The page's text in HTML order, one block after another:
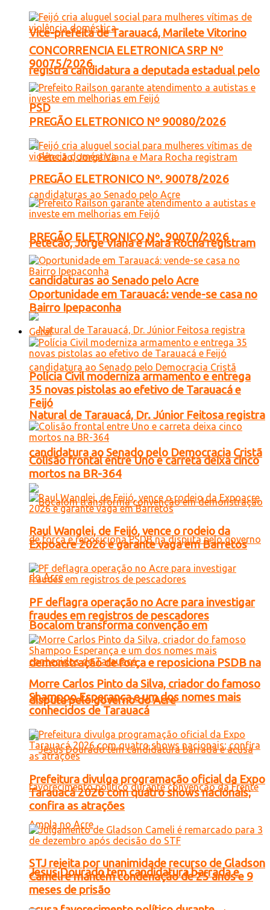
Vice-prefeita de Tarauacá, Marilete Vitorino
registra candidatura a deputada estadual pelo
PSD
Petecão, Jorge Viana e Mara Rocha registram
candidaturas ao Senado pelo Acre
Natural de Tarauacá, Dr. Júnior Feitosa registra
candidatura ao Senado pelo Democracia Cristã
Bocalom transforma convenção em
demonstração de força e reposiciona PSDB na
disputa pelo governo do Acre
Jesus Dourado tem candidatura barrada e
CONCORRENCIA ELETRONICA SRP Nº
90075/2026
PREGÃO ELETRONICO Nº 90080/2026
PREGÃO ELETRONICO Nº. 90078/2026
PREGÃO ELETRONICO Nº. 90070/2026
Oportunidade em Tarauacá: vende-se casa no
Bairro Ipepaconha
Geral
Polícia Civil moderniza armamento e entrega
35 novas pistolas ao efetivo de Tarauacá e
Feijó
Colisão frontal entre Uno e carreta deixa cinco
mortos na BR-364
Raul Wanglei, de Feijó, vence o rodeio da
Expoacre 2026 e garante vaga em Barretos
PF deflagra operação no Acre para investigar
fraudes em registros de pescadores
Morre Carlos Pinto da Silva, criador do famoso
Shampoo Esperança e um dos nomes mais
conhecidos de Tarauacá
Prefeitura divulga programação oficial da Expo
Tarauacá 2026 com quatro shows nacionais;
confira as atrações
STJ rejeita por unanimidade recurso de Gladson
Cameli e mantém condenação de 25 anos e 9
meses de prisão